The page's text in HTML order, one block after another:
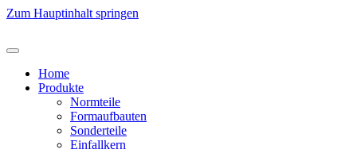
Zum Hauptinhalt springen
Home
Produkte
Normteile
Formaufbauten
Sonderteile
Einfallkern